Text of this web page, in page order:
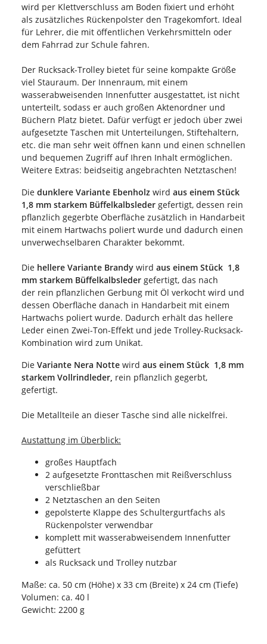
wird per Klettverschluss am Boden fixiert und erhöht
als zusätzliches Rückenpolster den Tragekomfort. Ideal
für Lehrer, die mit öffentlichen Verkehrsmitteln oder
dem Fahrrad zur Schule fahren.
Der Rucksack-Trolley bietet für seine kompakte Größe
viel Stauraum. Der Innenraum, mit einem
wasserabweisenden Innenfutter ausgestattet, ist nicht
unterteilt, sodass er auch großen Aktenordner und
Büchern Platz bietet. Dafür verfügt er jedoch über zwei
aufgesetzte Taschen mit Unterteilungen, Stiftehaltern,
etc. die man sehr weit öffnen kann und einen schnellen
und bequemen Zugriff auf Ihren Inhalt ermöglichen.
Weitere Extras: beidseitig angebrachten Netztaschen!
Die dunklere Variante Ebenholz wird aus einem Stück
1,8 mm starkem Büffelkalbsleder gefertigt, dessen rein
pflanzlich gegerbte Oberfläche zusätzlich in Handarbeit
mit einem Hartwachs poliert wurde und dadurch einen
unverwechselbaren Charakter bekommt.
Die hellere Variante Brandy wird aus einem Stück 1,8
mm starkem Büffelkalbsleder gefertigt, das nach
der rein pflanzlichen Gerbung mit Öl verkocht wird und
dessen Oberfläche danach in Handarbeit mit einem
Hartwachs poliert wurde. Dadurch erhält das hellere
Leder einen Zwei-Ton-Effekt und jede Trolley-Rucksack-
Kombination wird zum Unikat.
Die Variante Nera Notte wird aus einem Stück 1,8 mm
starkem Vollrindleder, rein pflanzlich gegerbt,
gefertigt.
Die Metallteile an dieser Tasche sind alle nickelfrei.
Austattung im Überblick:
großes Hauptfach
2 aufgesetzte Fronttaschen mit Reißverschluss
verschließbar
2 Netztaschen an den Seiten
gepolsterte Klappe des Schultergurtfachs als
Rückenpolster verwendbar
komplett mit wasserabweisendem Innenfutter
gefüttert
als Rucksack und Trolley nutzbar
Maße: ca. 50 cm (Höhe) x 33 cm (Breite) x 24 cm (Tiefe)
Volumen: ca. 40 l
Gewicht: 2200 g